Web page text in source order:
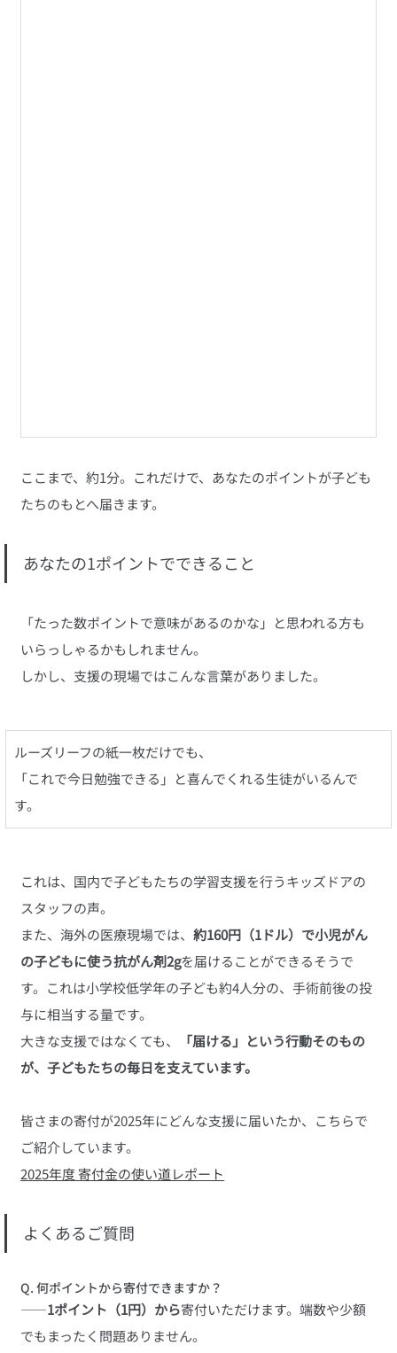
ここまで、約1分。これだけで、あなたのポイントが子ども
たちのもとへ届きます。
あなたの1ポイントでできること
「たった数ポイントで意味があるのかな」と思われる方も
いらっしゃるかもしれません。
しかし、支援の現場ではこんな言葉がありました。
ルーズリーフの紙一枚だけでも、
「これで今日勉強できる」と喜んでくれる生徒がいるんで
す。
これは、国内で子どもたちの学習支援を行うキッズドアの
スタッフの声。
また、海外の医療現場では、約160円（1ドル）で小児がん
の子どもに使う抗がん剤2gを届けることができるそうで
す。これは小学校低学年の子ども約4人分の、手術前後の投
与に相当する量です。
大きな支援ではなくても、
「届ける」という行動そのもの
が、子どもたちの毎日を支えています。
皆さまの寄付が2025年にどんな支援に届いたか、こちらで
ご紹介しています。
2025年度 寄付金の使い道レポート
よくあるご質問
Q. 何ポイントから寄付できますか？
――1ポイント（1円）から寄付いただけます。端数や少額
でもまったく問題ありません。